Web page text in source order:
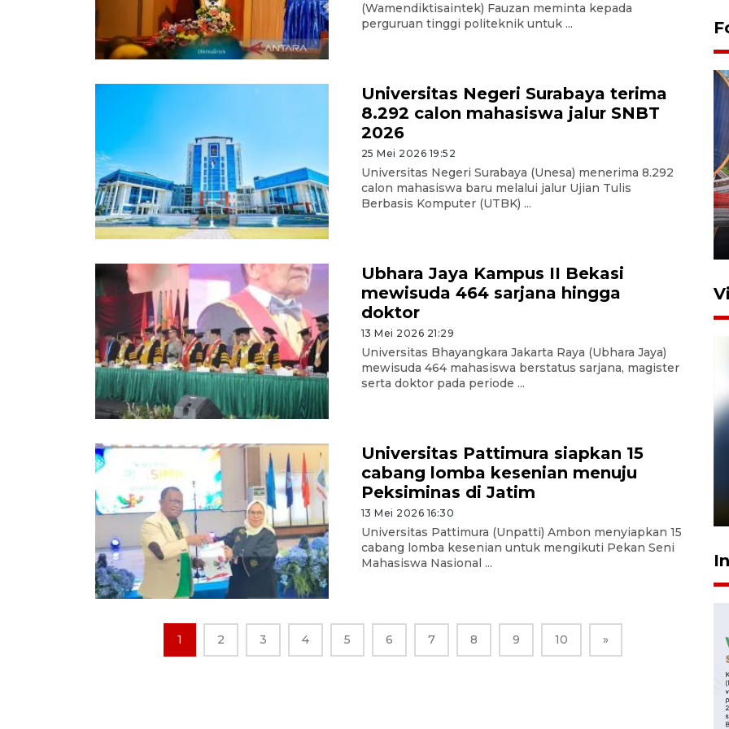
(Wamendiktisaintek) Fauzan meminta kepada
perguruan tinggi politeknik untuk ...
Universitas Negeri Surabaya terima
8.292 calon mahasiswa jalur SNBT
2026
25 Mei 2026 19:52
Universitas Negeri Surabaya (Unesa) menerima 8.292
calon mahasiswa baru melalui jalur Ujian Tulis
Berbasis Komputer (UTBK) ...
Ubhara Jaya Kampus II Bekasi
mewisuda 464 sarjana hingga
doktor
13 Mei 2026 21:29
Universitas Bhayangkara Jakarta Raya (Ubhara Jaya)
mewisuda 464 mahasiswa berstatus sarjana, magister
serta doktor pada periode ...
Universitas Pattimura siapkan 15
cabang lomba kesenian menuju
Peksiminas di Jatim
13 Mei 2026 16:30
Universitas Pattimura (Unpatti) Ambon menyiapkan 15
cabang lomba kesenian untuk mengikuti Pekan Seni
Mahasiswa Nasional ...
1 2 3 4 5 6 7 8 9 10 »
Komisi V DPR tinjau
perlintasan sebidang di
Pelanggan Filaha Farm setia
sampai 8 tahan?